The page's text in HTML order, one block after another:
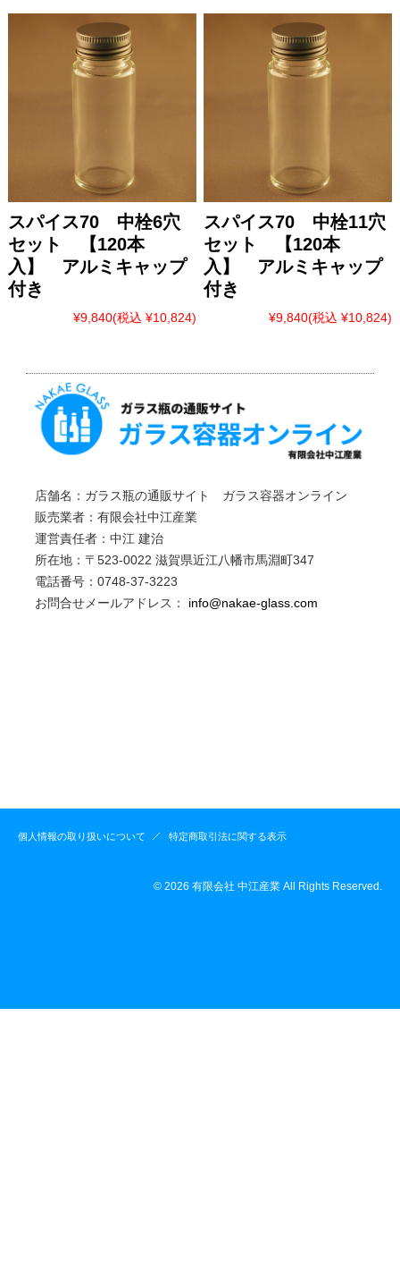
スパイス70 中栓6穴
セット 【120本
入】 アルミキャップ
付き
¥9,840(税込 ¥10,824)
スパイス70 中栓11穴
セット 【120本
入】 アルミキャップ
付き
¥9,840(税込 ¥10,824)
店舗名：ガラス瓶の通販サイト ガラス容器オンライン
販売業者：有限会社中江産業
運営責任者：中江 建治
所在地：〒523-0022 滋賀県近江八幡市馬淵町347
電話番号：0748-37-3223
お問合せメールアドレス： info@nakae-glass.com
個人情報の取り扱いについて 特定商取引法に関する表示
© 2026 有限会社 中江産業 All Rights Reserved.